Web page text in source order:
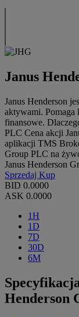
Janus
Janus Henderson
aktywami. Pomaga
finansowe.
PLC Cena akcji
aplikacji TMS
Group PLC na
Janus Henderson
Sprzedaj Kup
BID 0.0000
ASK 0.0000
1H
1D
7D
30D
6M
Henderson